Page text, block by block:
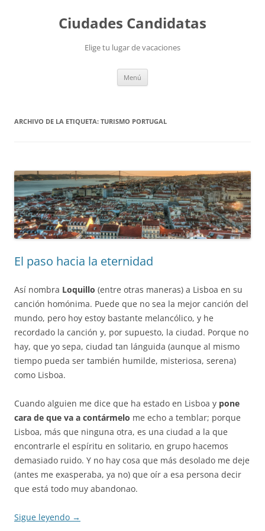
Ciudades Candidatas
Elige tu lugar de vacaciones
Menú
ARCHIVO DE LA ETIQUETA: TURISMO PORTUGAL
El paso hacia la eternidad
Así nombra Loquillo (entre otras maneras) a Lisboa en su
canción homónima. Puede que no sea la mejor canción del
mundo, pero hoy estoy bastante melancólico, y he
recordado la canción y, por supuesto, la ciudad. Porque no
hay, que yo sepa, ciudad tan lánguida (aunque al mismo
tiempo pueda ser también humilde, misteriosa, serena)
como Lisboa.
Cuando alguien me dice que ha estado en Lisboa y pone
cara de que va a contármelo me echo a temblar; porque
Lisboa, más que ninguna otra, es una ciudad a la que
encontrarle el espíritu en solitario, en grupo hacemos
demasiado ruido. Y no hay cosa que más desolado me deje
(antes me exasperaba, ya no) que oír a esa persona decir
que está todo muy abandonao.
Sigue leyendo →